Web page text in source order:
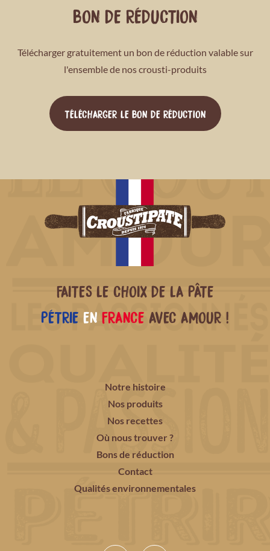
BON DE RÉDUCTION
Télécharger gratuitement un bon de réduction valable sur
l'ensemble de nos crousti-produits
TÉLÉCHARGER LE BON DE RÉDUCTION
FAITES LE CHOIX DE LA PÂTE
PÉTRIE EN FRANCE AVEC AMOUR !
Notre histoire
Nos produits
Nos recettes
Où nous trouver ?
Bons de réduction
Contact
Qualités environnementales